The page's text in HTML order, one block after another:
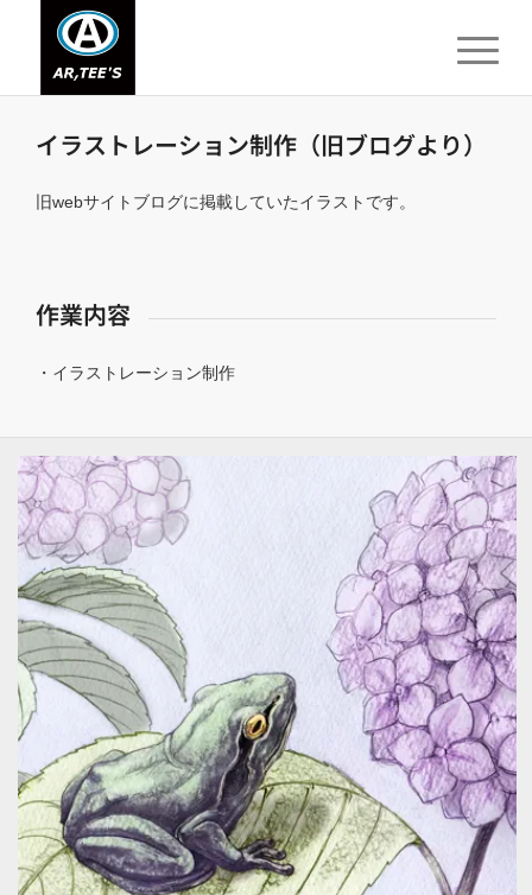
イラストレーション制作（旧ブログより）
旧webサイトブログに掲載していたイラストです。
作業内容
・イラストレーション制作